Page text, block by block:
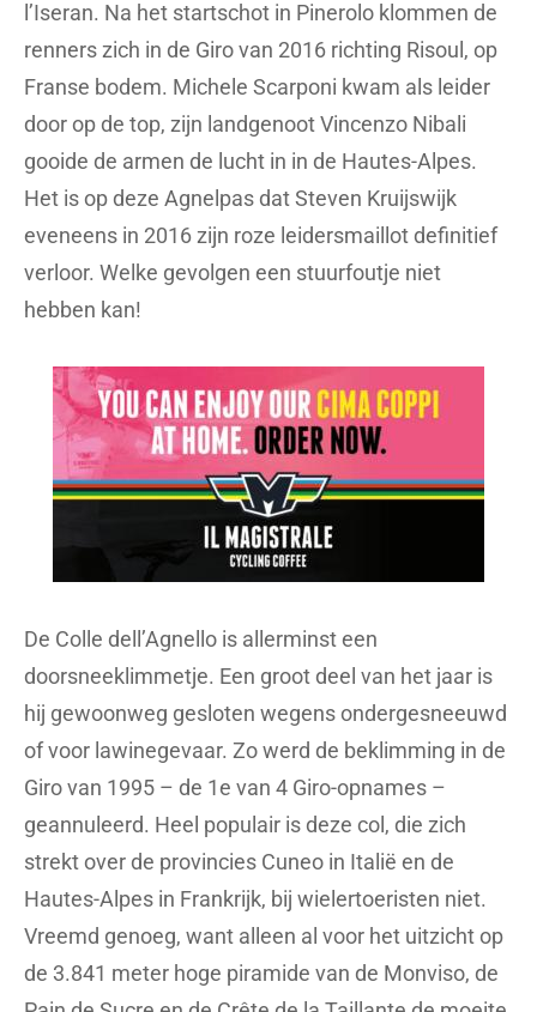
l’Iseran. Na het startschot in Pinerolo klommen de
renners zich in de Giro van 2016 richting Risoul, op
Franse bodem. Michele Scarponi kwam als leider
door op de top, zijn landgenoot Vincenzo Nibali
gooide de armen de lucht in in de Hautes-Alpes.
Het is op deze Agnelpas dat Steven Kruijswijk
eveneens in 2016 zijn roze leidersmaillot definitief
verloor. Welke gevolgen een stuurfoutje niet
hebben kan!
De Colle dell’Agnello is allerminst een
doorsneeklimmetje. Een groot deel van het jaar is
hij gewoonweg gesloten wegens ondergesneeuwd
of voor lawinegevaar. Zo werd de beklimming in de
Girovan 1995 – de 1e van 4 Giro-opnames –
geannuleerd. Heel populair is deze col, die zich
strekt over de provincies Cuneo in Italië en de
Hautes-Alpes in Frankrijk, bij wielertoeristen niet.
Vreemd genoeg, want a lleen al voor het uitzicht op
de 3.841 meter hoge piramide van de Monviso, de